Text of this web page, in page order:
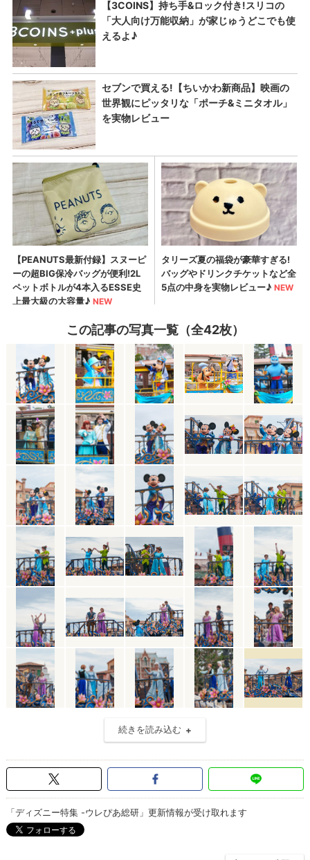
この記事の写真一覧（全42枚）
続きを読み込む
「ディズニー特集 -ウレぴあ総研」更新情報が受け取れます